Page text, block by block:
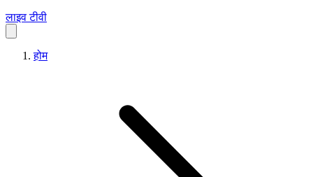
लाइव टीवी
होम